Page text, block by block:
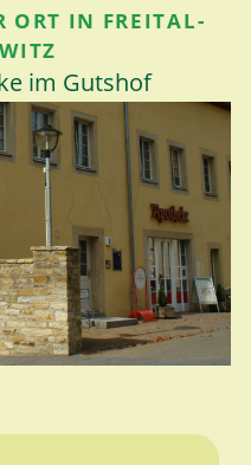
ORT IN FREITAL-
im Gutshof